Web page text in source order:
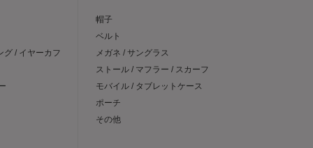
グ / イヤーカフ
帽子
ベルト
メガネ / サングラス
ストール / マフラー / スカーフ
モバイル / タブレットケース
ポーチ
その他